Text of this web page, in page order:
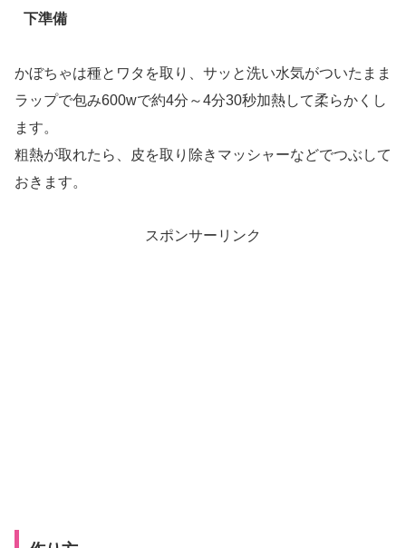
下準備
かぼちゃは種とワタを取り、サッと洗い水気がついたまま
ラップで包み600wで約4分～4分30秒加熱して柔らかくし
ます。
粗熱が取れたら、皮を取り除きマッシャーなどでつぶして
おきます。
スポンサーリンク